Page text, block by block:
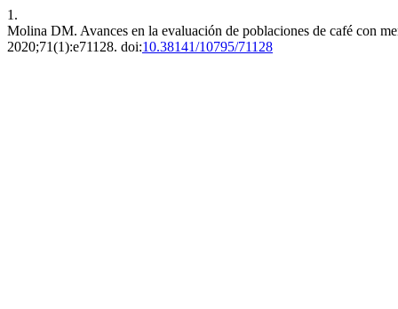
1.
Molina DM. Avances en la evaluación de poblaciones de café con
2020;71(1):e71128. doi:10.38141/10795/71128